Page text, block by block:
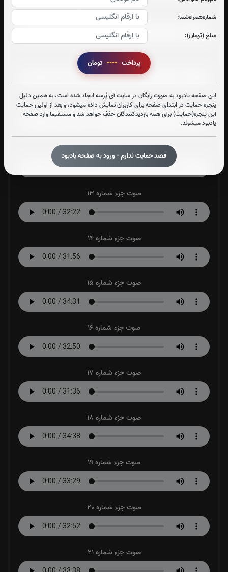
شماره‌همراه‌شما:
مبلغ (تومان):
پرداخت ----
این صفحه یادبود به صورت رایگان در سایت آی پُرسه ایجاد شده است، به همین دلیل
پنجره حمایت در ابتدای صفحه برای کاربران نمایش داده میشود، و بعد از اولین حمایت
این پنجره(حمایت) برای همه بازدیدکنندگان حذف خواهد شد و مستقیما وارد صفحه
یادبود میشوند.
قصد حمایت ندارم - ورود به صفحه یادبود
صوت جزء شماره 9
صوت جزء شماره 10
صوت جزء شماره 11
صوت جزء شماره 12
صوت جزء شماره 13
صوت جزء شماره 14
صوت جزء شماره 15
صوت جزء شماره 16
صوت جزء شماره 17
صوت جزء شماره 18
صوت جزء شماره 19
صوت جزء شماره 20
صوت جزء شماره 21